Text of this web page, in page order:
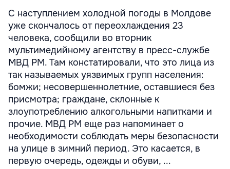
С наступлением холодной погоды в Молдове
уже скончалось от переохлаждения 23
человека, сообщили во вторник
мультимедийному агентству в пресс-службе
МВД РМ. Там констатировали, что это лица из
так называемых уязвимых групп населения:
бомжи; несовершеннолетние, оставшиеся без
присмотра; граждане, склонные к
злоупотреблению алкогольными напитками и
прочие. МВД РМ еще раз напоминает о
необходимости соблюдать меры безопасности
на улице в зимний период. Это касается, в
первую очередь, одежды и обуви, ...